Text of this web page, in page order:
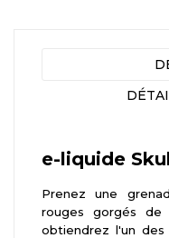
e-liquide
Prenez une
rouges gorgés
obtiendrez l'un des